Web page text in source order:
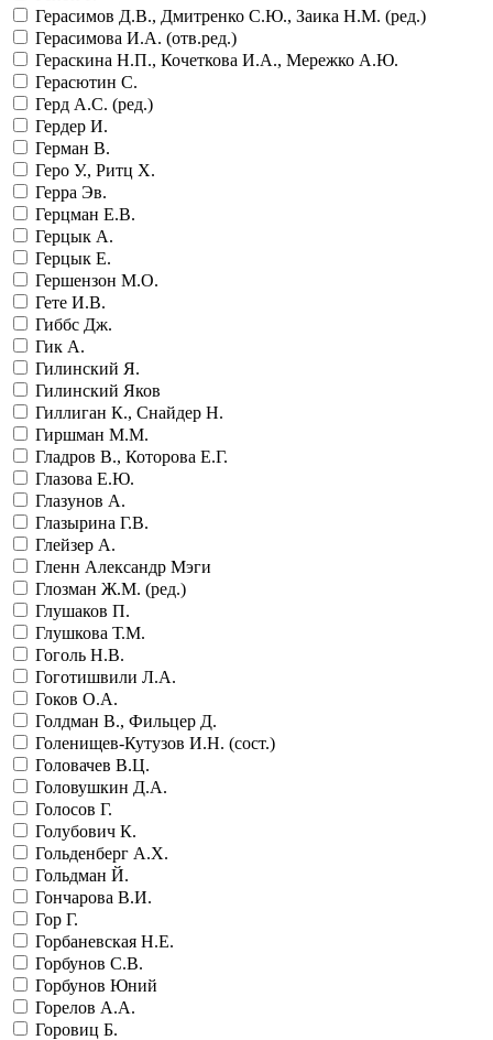
Герасимов Д.В., Дмитренко С.Ю., Заика Н.М. (ред.)
Герасимова И.А. (отв.ред.)
Гераскина Н.П., Кочеткова И.А., Мережко А.Ю.
Герасютин С.
Герд А.С. (ред.)
Гердер И.
Герман В.
Геро У., Ритц Х.
Герра Эв.
Герцман Е.В.
Герцык А.
Герцык Е.
Гершензон М.О.
Гете И.В.
Гиббс Дж.
Гик А.
Гилинский Я.
Гилинский Яков
Гиллиган К., Снайдер Н.
Гиршман М.М.
Гладров В., Которова Е.Г.
Глазова Е.Ю.
Глазунов А.
Глазырина Г.В.
Глейзер А.
Гленн Александр Мэги
Глозман Ж.М. (ред.)
Глушаков П.
Глушкова Т.М.
Гоголь Н.В.
Гоготишвили Л.А.
Гоков О.А.
Голдман В., Фильцер Д.
Голенищев-Кутузов И.Н. (сост.)
Головачев В.Ц.
Головушкин Д.А.
Голосов Г.
Голубович К.
Гольденберг А.Х.
Гольдман Й.
Гончарова В.И.
Гор Г.
Горбаневская Н.Е.
Горбунов С.В.
Горбунов Юний
Горелов А.А.
Горовиц Б.